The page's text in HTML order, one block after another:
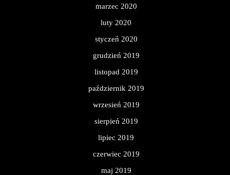
marzec 2020
luty 2020
styczeń 2020
grudzień 2019
listopad 2019
październik 2019
wrzesień 2019
sierpień 2019
lipiec 2019
czerwiec 2019
maj 2019